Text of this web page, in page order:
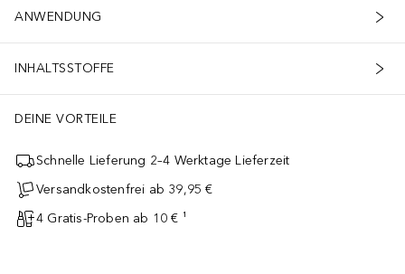
ANWENDUNG
INHALTSSTOFFE
DEINE VORTEILE
Schnelle Lieferung 2–4 Werktage Lieferzeit
Versandkostenfrei ab 39,95 €
4 Gratis-Proben ab 10 € ¹